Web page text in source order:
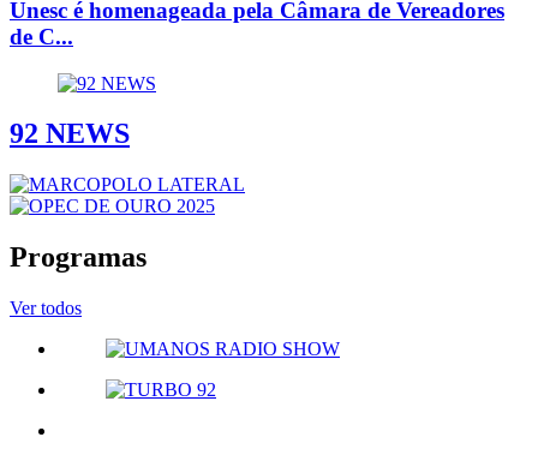
Unesc é homenageada pela Câmara de Vereadores
de C...
92 NEWS
Programas
Ver todos